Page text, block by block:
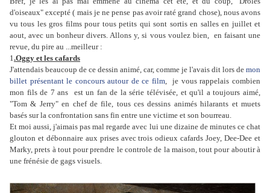
d'oiseaux" excepté ( mais je ne pense pas avoir raté grand chose), nous avons
vu tous les gros films pour tous petits qui sont sortis en salles en juillet et
aout, avec un bonheur divers. Allons y, si vous voulez bien, en faisant une
revue, du pire au ...meilleur :
1.Oggy et les cafards
J'attendais beaucoup de ce dessin animé, car, comme je l'avais dit lors de mon
billet présentant le concours autour de ce film, je vous rappelais combien
mon fils de 7 ans est un fan de la série télévisée, et qu'il a toujours aimé,
"Tom & Jerry" en chef de file, tous ces dessins animés hilarants et muets
basés sur la confrontation sans fin entre une victime et son bourreau.
Et moi aussi, j'aimais pas mal regarde avec lui une dizaine de minutes ce chat
glouton et débonnaire aux prises avec trois odieux cafards Joey, Dee-Dee et
Marky, prets à tout pour prendre le controle de la maison, tout pour aboutir à
une frénésie de gags visuels.